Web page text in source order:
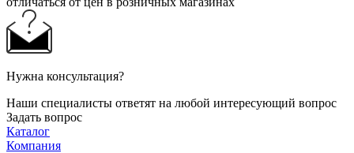
Нужна консультация?
Наши специалисты ответят на любой интересующий вопрос
Задать вопрос
Каталог
Компания